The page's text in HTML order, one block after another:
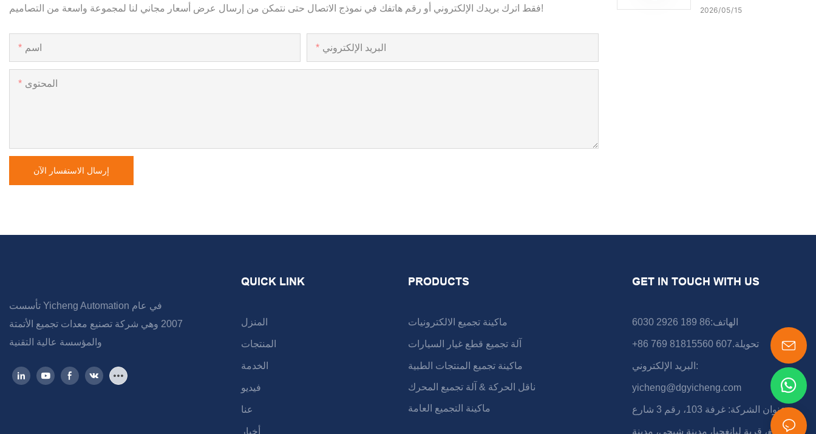
فقط اترك بريدك الإلكتروني أو رقم هاتفك في نموذج الاتصال حتى نتمكن من إرسال عرض أسعار مجاني لنا لمجموعة واسعة من التصاميم!
اسم البريد الإلكتروني
المحتوى
إرسال الاستفسار الآن
2026 05 15
تأسست Yicheng Automation في عام
2007 وهي شركة تصنيع معدات تجميع الأتمتة
QUICK LINK
المنزل
المنتجات
الخدمة
فيديو
عنا
أخبار
PRODUCTS
ماكينة تجميع الالكترونيات
آلة تجميع قطع غيار السيارات
ماكينة تجميع المنتجات الطبية
ناقل الحركة & آلة تجميع المحرك
ماكينة التجميع العامة
GET IN TOUCH WITH US
الهاتف:86 189 2926 6030
+86 769 81815560 تحويلة.607
البريد الإلكتروني:
yicheng@dgyicheng.com
عنوان الشركة: غرفة 103، رقم 3 شارع
شونشينغ، قرية ليانغجيا، مدينة شيجي، مدينة